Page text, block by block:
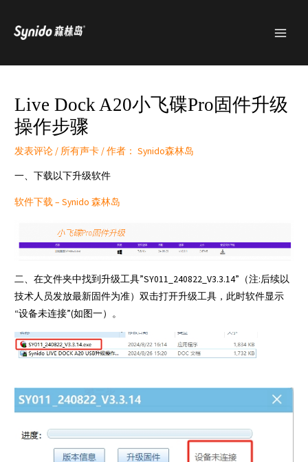
Live Dock A20小飞碟Pro固件升级
操作步骤
发表评论/ 所有声卡/ 作者： Synido森林岛
一、下载以下升级软件
软件下载 – Synido 森林岛
二、在文件夹中找到升级工具”SY011_240822_V3.3.14”（注:后续以
技术人员发放最新固件为准）双击打开升级工具，此时软件显示
“设备未连接”(如图一）。